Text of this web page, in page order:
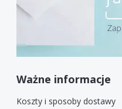
Ważne informacje
Koszty i sposoby dostawy